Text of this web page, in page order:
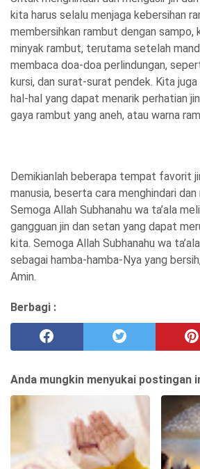
kita harus selalu menjaga kebersihan
membersihkan rambut dengan sampo,
minyak rambut, terutama setelah
membaca doa-doa perlindungan,
kursi, dan surat-surat pendek. Kita juga
hal-hal yang dapat menarik perhatian
gaya rambut yang aneh, atau warna
Demikianlah beberapa tempat favorit
manusia, beserta cara menghindari dan
Semoga Allah Subhanahu wa ta’ala
gangguan jin dan setan yang dapat
kita. Semoga Allah Subhanahu wa
sebagai hamba-hamba-Nya yang
Amin.
Berbagi :
Anda mungkin menyukai postingan